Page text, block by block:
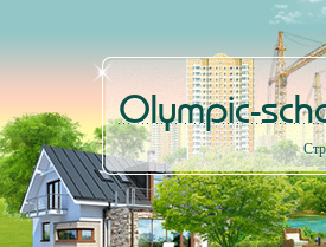
Olympic-